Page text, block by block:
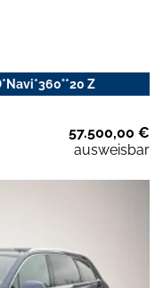
Z
57.500,00 €
ausweisbar